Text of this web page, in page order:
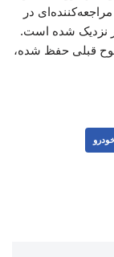
در
نزدیک شده است.
قبلی حفظ شده،